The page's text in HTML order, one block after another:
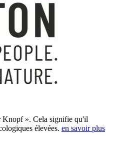
Knopf ». Cela signifie qu'il
élevées. en savoir plus